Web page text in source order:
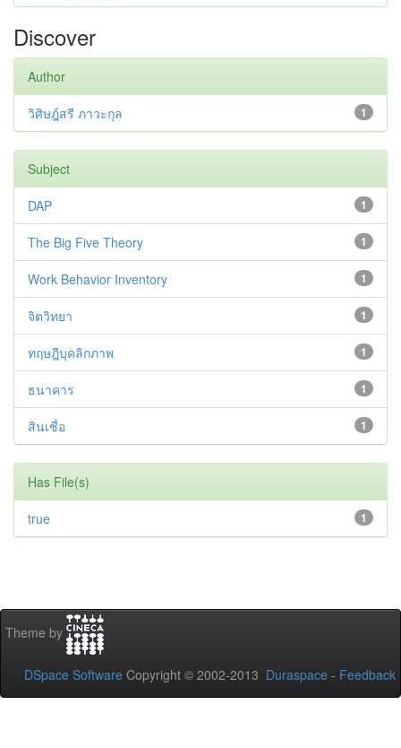
Discover
Author
1
วิศิษฎ์สรี ภาวะกุล
Subject
1
DAP
1
The Big Five Theory
1
Work Behavior Inventory
1
จิตวิทยา
1
ทฤษฎีบุคลิกภาพ
1
ธนาคาร
1
สินเชื่อ
Has File(s)
1
true
Theme by
DSpace Software Copyright © 2002-2013 Duraspace - Feedback